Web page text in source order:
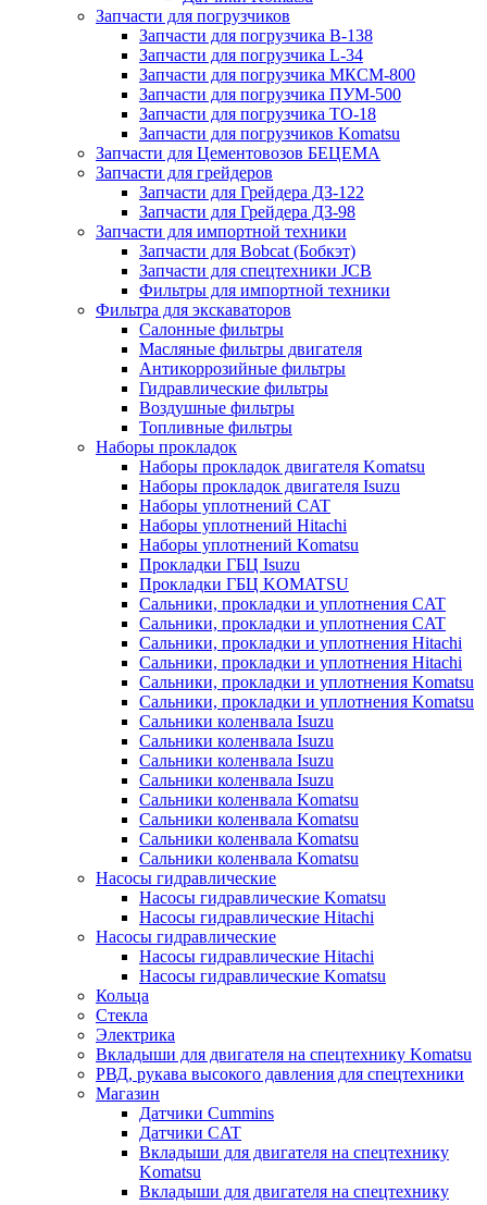
Запчасти для погрузчиков
Запчасти для погрузчика B-138
Запчасти для погрузчика L-34
Запчасти для погрузчика МКСМ-800
Запчасти для погрузчика ПУМ-500
Запчасти для погрузчика ТО-18
Запчасти для погрузчиков Komatsu
Запчасти для Цементовозов БЕЦЕМА
Запчасти для грейдеров
Запчасти для Грейдера ДЗ-122
Запчасти для Грейдера ДЗ-98
Запчасти для импортной техники
Запчасти для Bobcat (Бобкэт)
Запчасти для спецтехники JCB
Фильтры для импортной техники
Фильтра для экскаваторов
Салонные фильтры
Масляные фильтры двигателя
Антикоррозийные фильтры
Гидравлические фильтры
Воздушные фильтры
Топливные фильтры
Наборы прокладок
Наборы прокладок двигателя Komatsu
Наборы прокладок двигателя Isuzu
Наборы уплотнений CAT
Наборы уплотнений Hitachi
Наборы уплотнений Komatsu
Прокладки ГБЦ Isuzu
Прокладки ГБЦ KOMATSU
Сальники, прокладки и уплотнения CAT
Сальники, прокладки и уплотнения CAT
Сальники, прокладки и уплотнения Hitachi
Сальники, прокладки и уплотнения Hitachi
Сальники, прокладки и уплотнения Komatsu
Сальники, прокладки и уплотнения Komatsu
Сальники коленвала Isuzu
Сальники коленвала Isuzu
Сальники коленвала Isuzu
Сальники коленвала Isuzu
Сальники коленвала Komatsu
Сальники коленвала Komatsu
Сальники коленвала Komatsu
Сальники коленвала Komatsu
Насосы гидравлические
Насосы гидравлические Komatsu
Насосы гидравлические Hitachi
Насосы гидравлические
Насосы гидравлические Hitachi
Насосы гидравлические Komatsu
Кольца
Стекла
Электрика
Вкладыши для двигателя на спецтехнику Komatsu
РВД, рукава высокого давления для спецтехники
Магазин
Датчики Cummins
Датчики CAT
Вкладыши для двигателя на спецтехнику
Komatsu
Вкладыши для двигателя на спецтехнику